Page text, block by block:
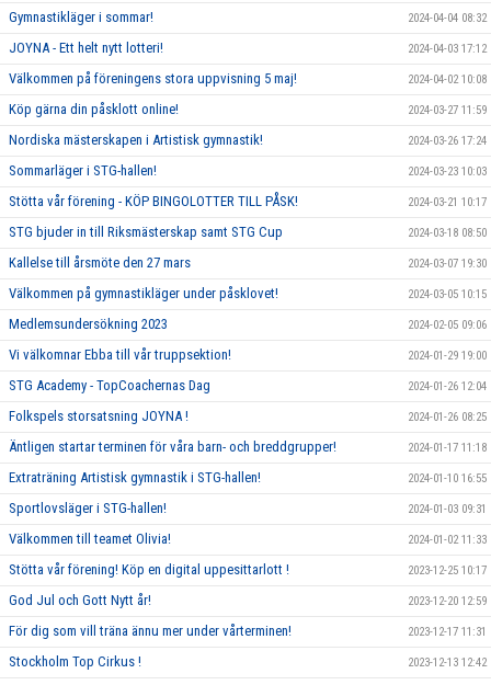
Gymnastikläger i sommar! 2024-04-04 08:32
JOYNA - Ett helt nytt lotteri! 2024-04-03 17:12
Välkommen på föreningens stora uppvisning 5 maj! 2024-04-02 10:08
Köp gärna din påsklott online! 2024-03-27 11:59
Nordiska mästerskapen i Artistisk gymnastik! 2024-03-26 17:24
Sommarläger i STG-hallen! 2024-03-23 10:03
Stötta vår förening - KÖP BINGOLOTTER TILL PÅSK! 2024-03-21 10:17
STG bjuder in till Riksmästerskap samt STG Cup 2024-03-18 08:50
Kallelse till årsmöte den 27 mars 2024-03-07 19:30
Välkommen på gymnastikläger under påsklovet! 2024-03-05 10:15
Medlemsundersökning 2023 2024-02-05 09:06
Vi välkomnar Ebba till vår truppsektion! 2024-01-29 19:00
STG Academy - TopCoachernas Dag 2024-01-26 12:04
Folkspels storsatsning JOYNA ! 2024-01-26 08:25
Äntligen startar terminen för våra barn- och breddgrupper! 2024-01-17 11:18
Extraträning Artistisk gymnastik i STG-hallen! 2024-01-10 16:55
Sportlovsläger i STG-hallen! 2024-01-03 09:31
Välkommen till teamet Olivia! 2024-01-02 11:33
Stötta vår förening! Köp en digital uppesittarlott ! 2023-12-25 10:17
God Jul och Gott Nytt år! 2023-12-20 12:59
För dig som vill träna ännu mer under vårterminen! 2023-12-17 11:31
Stockholm Top Cirkus ! 2023-12-13 12:42